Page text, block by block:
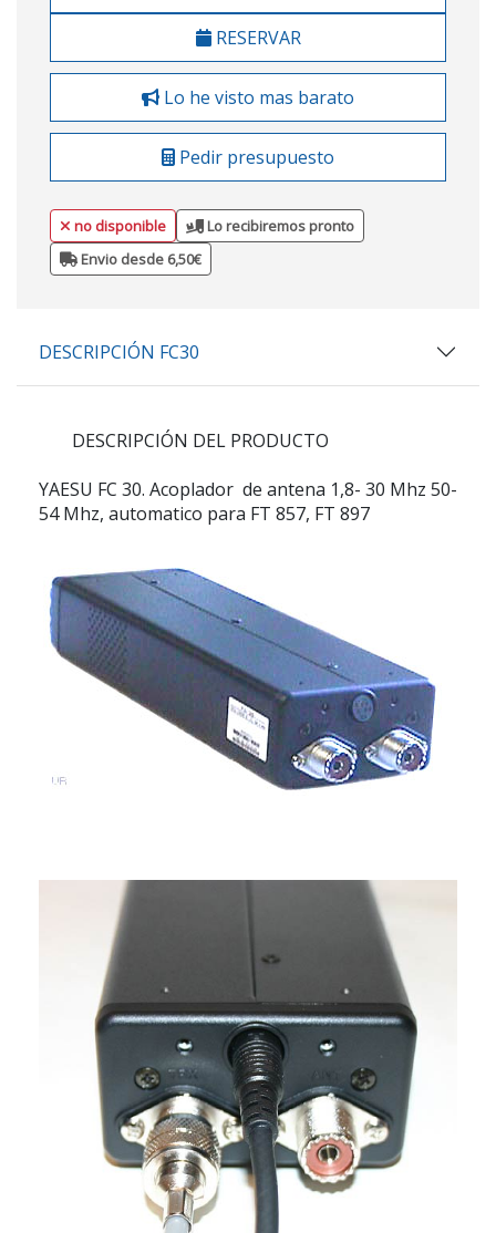
RESERVAR
Lo he visto mas barato
Pedir presupuesto
no disponible
Lo recibiremos pronto
Envio desde 6,50€
DESCRIPCIÓN FC30
DESCRIPCIÓN DEL PRODUCTO
YAESU FC 30. Acoplador de antena 1,8- 30 Mhz 50-
54 Mhz, automatico para FT 857, FT 897